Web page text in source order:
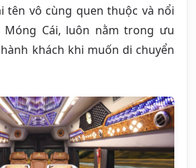
tên vô cùng quen thuộc và nổi
Cái, luôn nằm trong ưu
khách khi muốn di chuyển